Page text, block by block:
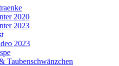
2020
2023
2023
Taubenschwänzchen